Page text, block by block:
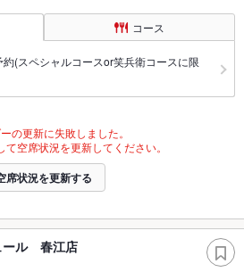
コース
(スペシャルコースor笑兵衛コースに限
の更新に失敗しました。
空席状況を更新してください。
席状況を更新する
ール 春江店